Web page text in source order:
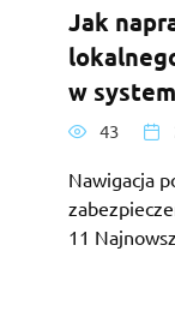
Jak
w
43
Nawigacja
11